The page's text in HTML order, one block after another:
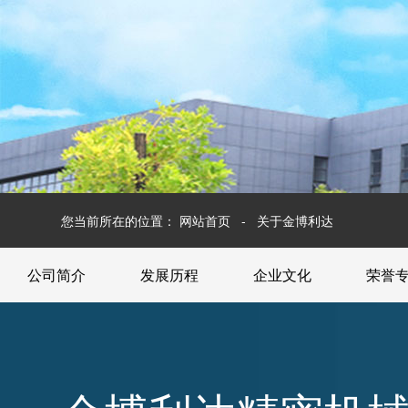
您当前所在的位置： 网站首页 - 关于金博利达
公司简介 发展历程 企业文化 荣誉